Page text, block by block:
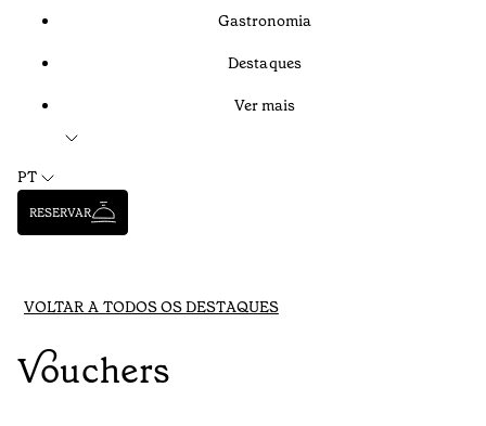
Gastronomia
Destaques
Ver mais
PT
RESERVAR
VOLTAR A TODOS OS DESTAQUES
Vouchers